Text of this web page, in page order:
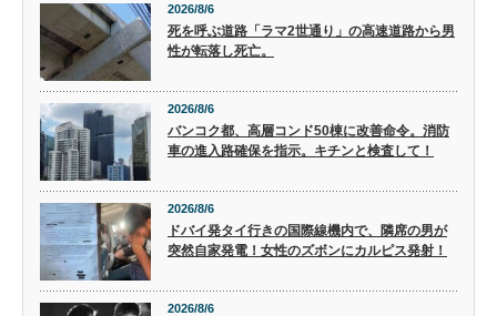
2026/8/6
死を呼ぶ道路「ラマ2世通り」の高速道路から男
性が転落し死亡。
2026/8/6
バンコク都、高層コンド50棟に改善命令。消防
車の進入路確保を指示。キチンと検査して！
2026/8/6
ドバイ発タイ行きの国際線機内で、隣席の男が
突然自家発電！女性のズボンにカルピス発射！
2026/8/6